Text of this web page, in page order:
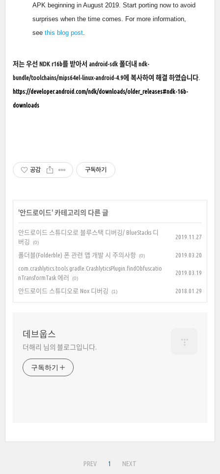
APK beginning in August 2019. Start porting now to avoid
surprises when the time comes. For more information,
see this blog post.
저는 우선 NDK r16b를 받아서 android-sdk 폴더내 ndk-
bundle/toolchains/mips64el-linux-android-4.9에 복사하여 해결 하였습니다.
https://developer.android.com/ndk/downloads/older_releases#ndk-16b-
downloads
공감 구독하기
'안드로이드' 카테고리의 다른 글
안드로이드 스튜디오로 블루스택 디버깅/ BlueStacks 디
버깅
(0)
2019.11.27
폴더블(Folderble) 폰 관련 앱 개발 시 주의사항 (0)
2019.03.20
com.crashlytics.tools.gradle.CrashlyticsPlugin.findObfuscatio
nTransformTask 에러
(0)
2019.03.19
안드로이드 스튜디오로 Nox 디버깅 (1) 2018.01.29
데브웁스
더해리 님의 블로그입니다.
구독하기
PREV 1 NEXT